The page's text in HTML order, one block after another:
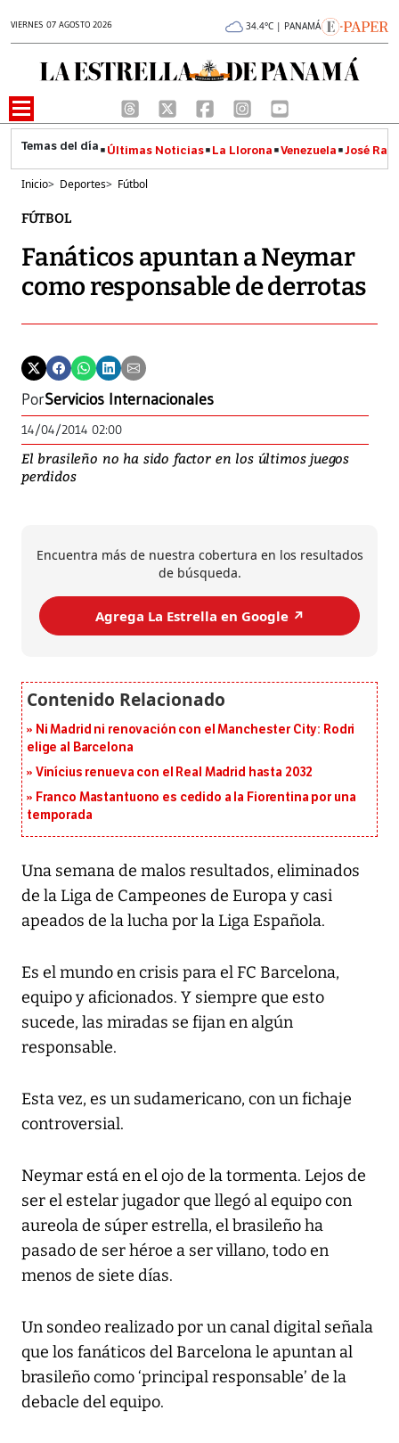
VIERNES 07 AGOSTO 2026 34.4°C | PANAMÁ
Últimas Noticias La Llorona Venezuela José
Inicio> Deportes> Fútbol
FÚTBOL
Fanáticos apuntan a Neymar
como responsable de derrotas
PorServicios Internacionales
14/04/2014 02:00
El brasileño no ha sido factor en los últimos juegos
perdidos
Encuentra más de nuestra cobertura en los resultados
de búsqueda.
Agrega La Estrella en Google ↗️
Ni Madrid ni renovación con el Manchester City: Rodri
elige al Barcelona
Vinícius renueva con el Real Madrid hasta 2032
Franco Mastantuono es cedido a la Fiorentina por una
temporada
Una semana de malos resultados, eliminados
de la Liga de Campeones de Europa y casi
apeados de la lucha por la Liga Española.
Es el mundo en crisis para el FC Barcelona,
equipo y aficionados. Y siempre que esto
sucede, las miradas se fijan en algún
responsable.
Esta vez, es un sudamericano, con un fichaje
controversial.
Neymar está en el ojo de la tormenta. Lejos de
ser el estelar jugador que llegó al equipo con
aureola de súper estrella, el brasileño ha
pasado de ser héroe a ser villano, todo en
menos de siete días.
Un sondeo realizado por un canal digital señala
que los fanáticos del Barcelona le apuntan al
brasileño como ‘principal responsable’ de la
debacle del equipo.